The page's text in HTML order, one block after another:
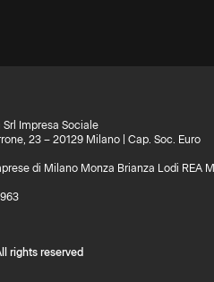
Impresa Sociale
23 – 20129 Milano | Cap. Soc. Euro
di Milano Monza Brianza Lodi REA MI
rights reserved